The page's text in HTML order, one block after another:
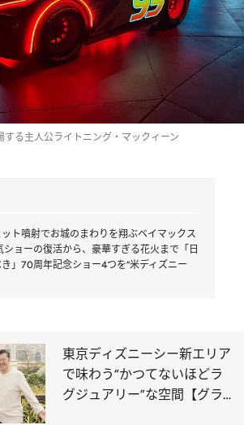
する主人公ライトニング・マックィーン
ット噴射でお城のまわりを翔ぶベイマックス
ショーの復活から、豪華すぎる花火まで「日
」70周年記念ショー4つを“米ディズニー
東京ディズニーシー新エリア
で味わう“かつてないほどラ
グジュアリー”な空間【グラ